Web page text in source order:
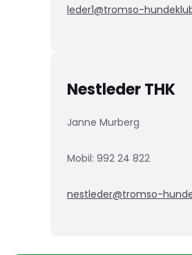
leder1@tromso-
Nestleder THK
Janne Murberg
Mobil: 992 24 822
nestleder@tromso-